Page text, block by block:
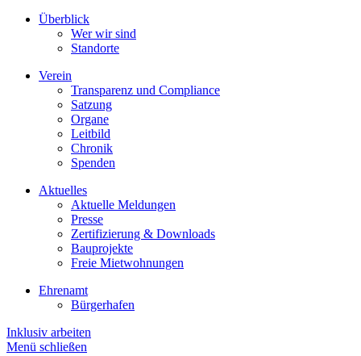
Überblick
Wer wir sind
Standorte
Verein
Transparenz und Compliance
Satzung
Organe
Leitbild
Chronik
Spenden
Aktuelles
Aktuelle Meldungen
Presse
Zertifizierung & Downloads
Bauprojekte
Freie Mietwohnungen
Ehrenamt
Bürgerhafen
Inklusiv arbeiten
Menü schließen